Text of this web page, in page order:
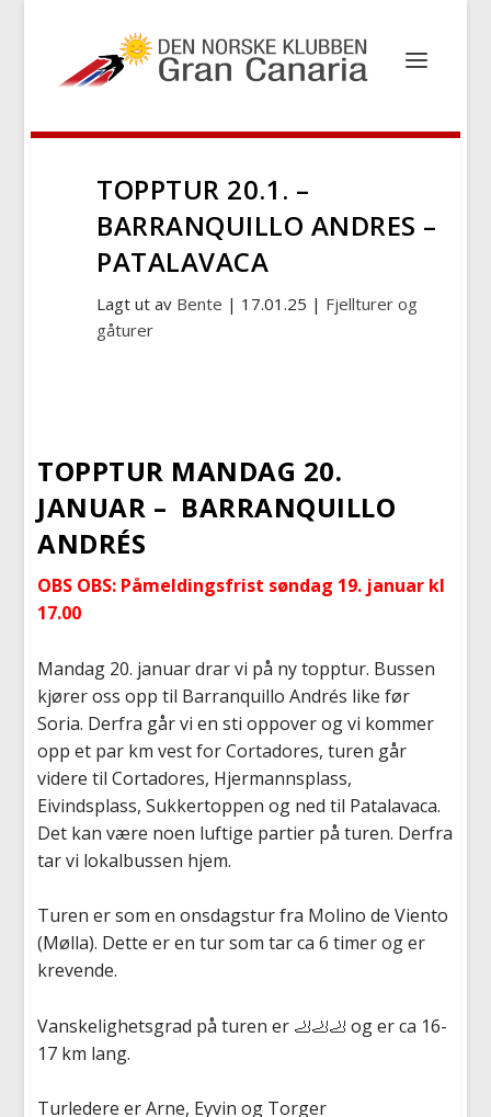
TOPPTUR 20.1. –
BARRANQUILLO ANDRES –
PATALAVACA
Lagt ut av Bente | 17.01.25 | Fjellturer og
gåturer
TOPPTUR MANDAG 20.
JANUAR – BARRANQUILLO
ANDRÉS
OBS OBS: Påmeldingsfrist søndag 19. januar kl
17.00
Mandag 20. januar drar vi på ny topptur. Bussen
kjører oss opp til Barranquillo Andrés like før
Soria. Derfra går vi en sti oppover og vi kommer
opp et par km vest for Cortadores, turen går
videre til Cortadores, Hjermannsplass,
Eivindsplass, Sukkertoppen og ned til Patalavaca.
Det kan være noen luftige partier på turen. Derfra
tar vi lokalbussen hjem.
Turen er som en onsdagstur fra Molino de Viento
(Mølla). Dette er en tur som tar ca 6 timer og er
krevende.
Vanskelighetsgrad på turen er 🦶🦶🦶 og er ca 16-
17 km lang.
Turledere er Arne, Eyvin og Torger